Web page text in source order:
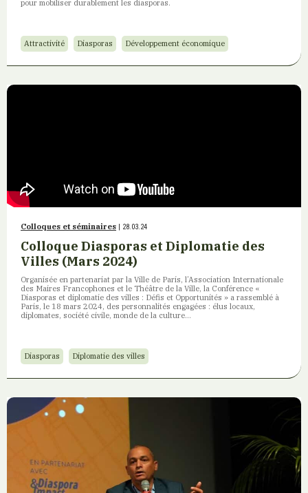
pour mobiliser durablement les diasporas.
Attractivité Diasporas Développement économique
Colloques et séminaires | 28.03.24
Colloque Diasporas et Diplomatie des
Villes (Mars 2024)
Organisée en partenariat par la Ville de Paris, l’Association Internationale
des Maires Francophones et le Théâtre de la Ville, la Conférence «
Diasporas et diplomatie des villes : Défis et Opportunités » a rassemblé à
Paris, le 18 mars 2024, des personnalités engagées : élus locaux,
diplomates, société civile, monde de la culture…
Diasporas Diplomatie des villes